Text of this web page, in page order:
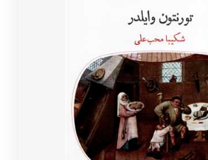
ادبیات آلمان
ادبیات ترکیه
ادبیات آسیا
سایر کشورهای اروپا
داستان کوتاه